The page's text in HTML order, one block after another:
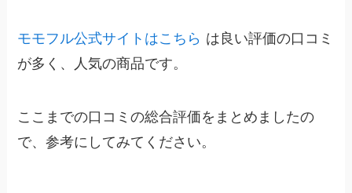
モモフル公式サイトはこちら は良い評価の口コミ
が多く、人気の商品です。
ここまでの口コミの総合評価をまとめましたの
で、参考にしてみてください。